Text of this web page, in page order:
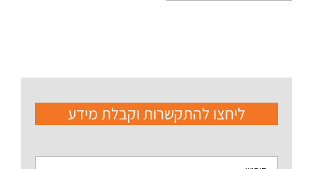
ליחצו להתקשרות וקבלת מידע